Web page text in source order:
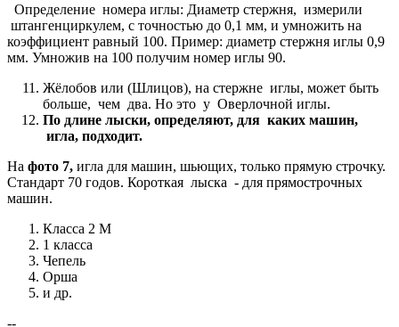
Определение номера иглы: Диаметр стержня, измерили
штангенциркулем, с точностью до 0,1 мм, и умножить на
коэффициент равный 100. Пример: диаметр стержня иглы 0,9
мм. Умножив на 100 получим номер иглы 90.
Жёлобов или (Шлицов), на стержне иглы, может быть
больше, чем два. Но это у Оверлочной иглы.
По длине лыски, определяют, для каких машин,
игла, подходит.
На фото 7, игла для машин, шьющих, только прямую строчку.
Стандарт 70 годов. Короткая лыска - для прямострочных
машин.
Класса 2 М
1 класса
Чепель
Орша
и др.
--